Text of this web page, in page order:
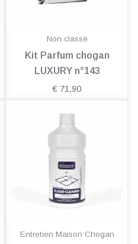
Non classé
Kit Parfum chogan
LUXURY n°143
€ 71,90
Entretien Maison Chogan